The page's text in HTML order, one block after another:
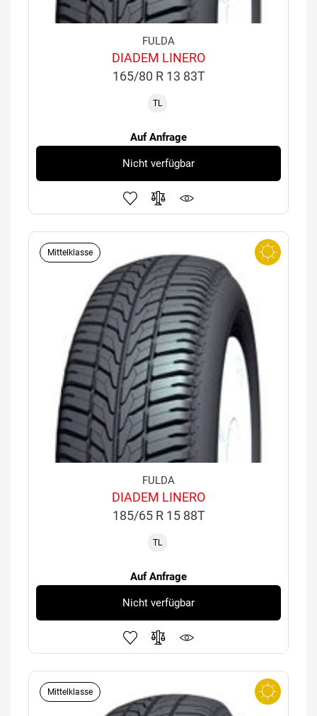
FULDA
DIADEM LINERO
165/80 R 13 83T
TL
Auf Anfrage
Nicht verfügbar
Mittelklasse
FULDA
DIADEM LINERO
185/65 R 15 88T
TL
Auf Anfrage
Nicht verfügbar
Mittelklasse